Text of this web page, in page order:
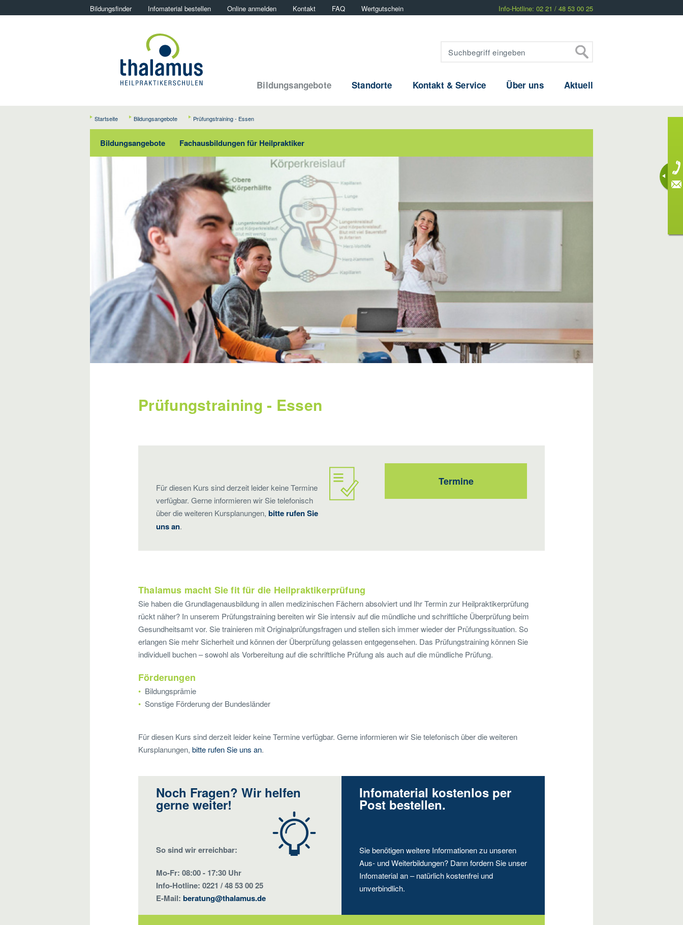
Bildungsfinder Infomaterial bestellen Online anmelden Kontakt FAQ Wertgutschein Info-Hotline: 02 21 / 48 53 00 25
Bildungsangebote Standorte Kontakt & Service Über uns Aktuell
Startseite Bildungsangebote Prüfungstraining - Essen
Bildungsangebote Fachausbildungen für Heilpraktiker
Prüfungstraining - Essen
Für diesen Kurs sind derzeit leider keine Termine
verfügbar. Gerne informieren wir Sie telefonisch
über die weiteren Kursplanungen, bitte rufen Sie
uns an.
Termine
Thalamus macht Sie fit für die Heilpraktikerprüfung
Sie haben die Grundlagenausbildung in allen medizinischen Fächern absolviert und Ihr Termin zur Heilpraktikerprüfung
rückt näher? In unserem Prüfungstraining bereiten wir Sie intensiv auf die mündliche und schriftliche Überprüfung beim
Gesundheitsamt vor. Sie trainieren mit Originalprüfungsfragen und stellen sich immer wieder der Prüfungssituation. So
erlangen Sie mehr Sicherheit und können der Überprüfung gelassen entgegensehen. Das Prüfungstraining können Sie
individuell buchen – sowohl als Vorbereitung auf die schriftliche Prüfung als auch auf die mündliche Prüfung.
Förderungen
Bildungsprämie
Sonstige Förderung der Bundesländer
Für diesen Kurs sind derzeit leider keine Termine verfügbar. Gerne informieren wir Sie telefonisch über die weiteren
Kursplanungen, bitte rufen Sie uns an.
Noch Fragen? Wir helfen
gerne weiter!
So sind wir erreichbar:
Mo-Fr: 08:00 - 17:30 Uhr
Info-Hotline: 0221 / 48 53 00 25
E-Mail: beratung@thalamus.de
Infomaterial kostenlos per
Post bestellen.
Sie benötigen weitere Informationen zu unseren
Aus- und Weiterbildungen? Dann fordern Sie unser
Infomaterial an – natürlich kostenfrei und
unverbindlich.